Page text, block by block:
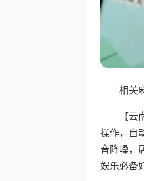
相关
【
操作，自
音降噪，
娱乐必备